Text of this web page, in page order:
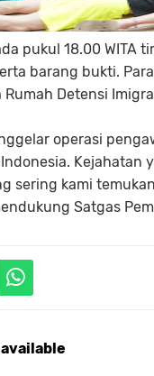
pukul 18.00 WITA
barang bukti.
Detensi
operasi
Kejahatan
sering kami
Satgas